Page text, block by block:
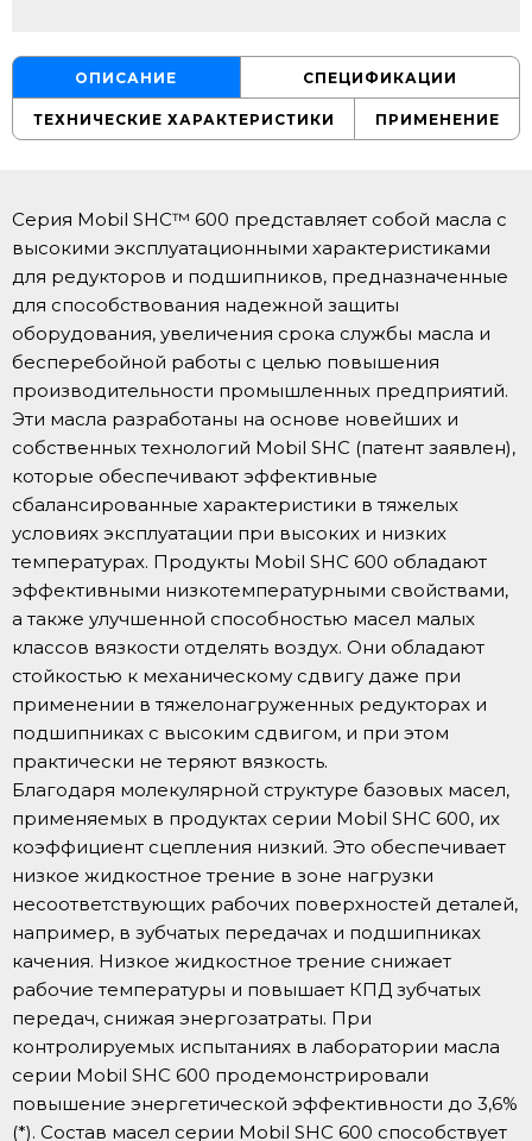
ОПИСАНИЕ СПЕЦИФИКАЦИИ
ТЕХНИЧЕСКИЕ ХАРАКТЕРИСТИКИ ПРИМЕНЕНИЕ
Серия Mobil SHC™ 600 представляет собой масла с
высокими эксплуатационными характеристиками
для редукторов и подшипников, предназначенные
для способствования надежной защиты
оборудования, увеличения срока службы масла и
бесперебойной работы с целью повышения
производительности промышленных предприятий.
Эти масла разработаны на основе новейших и
собственных технологий Mobil SHC (патент заявлен),
которые обеспечивают эффективные
сбалансированные характеристики в тяжелых
условиях эксплуатации при высоких и низких
температурах. Продукты Mobil SHC 600 обладают
эффективными низкотемпературными свойствами,
а также улучшенной способностью масел малых
классов вязкости отделять воздух. Они обладают
стойкостью к механическому сдвигу даже при
применении в тяжелонагруженных редукторах и
подшипниках с высоким сдвигом, и при этом
практически не теряют вязкость.
Благодаря молекулярной структуре базовых масел,
применяемых в продуктах серии Mobil SHC 600, их
коэффициент сцепления низкий. Это обеспечивает
низкое жидкостное трение в зоне нагрузки
несоответствующих рабочих поверхностей деталей,
например, в зубчатых передачах и подшипниках
качения. Низкое жидкостное трение снижает
рабочие температуры и повышает КПД зубчатых
передач, снижая энергозатраты. При
контролируемых испытаниях в лаборатории масла
серии Mobil SHC 600 продемонстрировали
повышение энергетической эффективности до 3,6%
(*). Состав масел серии Mobil SHC 600 способствует